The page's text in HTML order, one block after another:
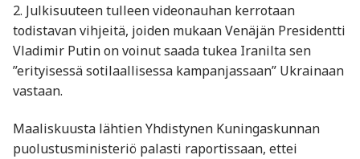
2. Julkisuuteen tulleen videonauhan kerrotaan
todistavan vihjeitä, joiden mukaan Venäjän Presidentti
Vladimir Putin on voinut saada tukea Iranilta sen
”erityisessä sotilaallisessa kampanjassaan” Ukrainaan
vastaan.
Maaliskuusta lähtien Yhdistynen Kuningaskunnan
puolustusministeriö palasti raportissaan, ettei